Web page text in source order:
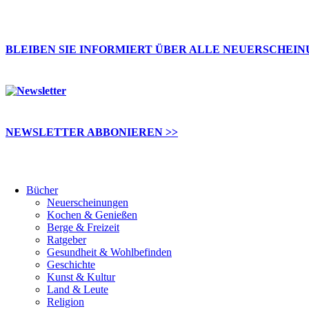
BLEIBEN SIE INFORMIERT ÜBER ALLE
NEWSLETTER ABBONIEREN >>
Bücher
Neuerscheinungen
Kochen & Genießen
Berge & Freizeit
Ratgeber
Gesundheit & Wohlbefinden
Geschichte
Kunst & Kultur
Land & Leute
Religion